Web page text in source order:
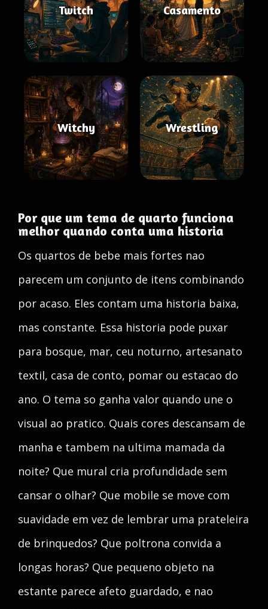
Twitch Casamento
Witchy Wrestling
Por que um tema de quarto funciona
melhor quando conta uma historia
Os quartos de bebe mais fortes nao
parecem um conjunto de itens combinando
por acaso. Eles contam uma historia baixa,
mas constante. Essa historia pode puxar
para bosque, mar, ceu noturno, artesanato
textil, casa de conto, pomar ou estacao do
ano. O tema so ganha valor quando une o
visual ao pratico. Quais cores descansam de
manha e tambem na ultima mamada da
noite? Que mural cria profundidade sem
cansar o olhar? Que mobile se move com
suavidade em vez de lembrar uma prateleira
de brinquedos? Que poltrona convida a
longas horas? Que pequeno objeto na
estante parece afeto guardado, e nao